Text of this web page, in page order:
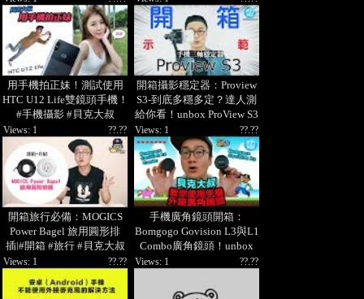
叔
用手機拍正妹！測試使用
HTC U12 Life雙鏡頭手機！
#手機攝影 #貝克大叔
開箱攝影穩定器：Proview
S3-到底多穩多定？達人測
給你看！unbox ProView S3
Stabilizer|貝克大叔
開箱旅行必備：MOGICS
Power Bagel 旅用圓形排
插|#開箱 #旅行 #貝克大叔
??.??
Views: 1
手機廣角鏡頭開箱：
Bomgogo Govision L3與L1
Combo廣角鏡頭！unbox
Wide Angle Phone Lenses|貝
??.??
Views: 1
??.??
Views: 1 ??.??
Views: 1